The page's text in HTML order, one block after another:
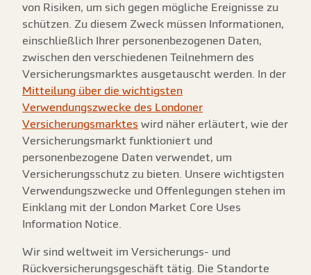
von Risiken, um sich gegen mögliche Ereignisse zu
schützen. Zu diesem Zweck müssen Informationen,
einschließlich Ihrer personenbezogenen Daten,
zwischen den verschiedenen Teilnehmern des
Versicherungsmarktes ausgetauscht werden. In der
Mitteilung über die wichtigsten
Verwendungszwecke des Londoner
Versicherungsmarktes wird näher erläutert, wie der
Versicherungsmarkt funktioniert und
personenbezogene Daten verwendet, um
Versicherungsschutz zu bieten. Unsere wichtigsten
Verwendungszwecke und Offenlegungen stehen im
Einklang mit der London Market Core Uses
Information Notice.
Wir sind weltweit im Versicherungs- und
Rückversicherungsgeschäft tätig. Die Standorte